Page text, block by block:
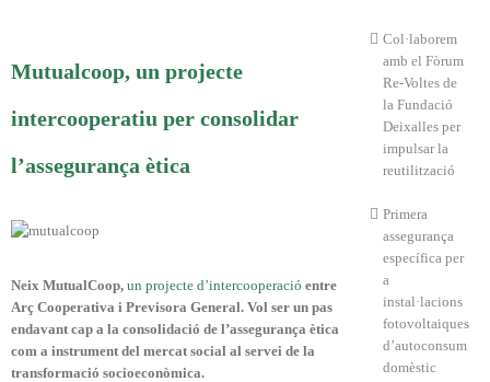
Mutualcoop, un projecte
intercooperatiu per consolidar
l’assegurança ètica
Neix MutualCoop, un projecte d’intercooperació entre
Arç Cooperativa i Previsora General. Vol ser un pas
endavant cap a la consolidació de l’assegurança ètica
com a instrument del mercat social al servei de la
transformació socioeconòmica.
Col·laborem
amb el Fòrum
Re-Voltes de
la Fundació
Deixalles per
impulsar la
reutilització
Primera
assegurança
específica per
a
instal·lacions
fotovoltaiques
d’autoconsum
domèstic